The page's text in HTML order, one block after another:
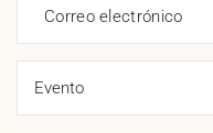
Correo electrónico